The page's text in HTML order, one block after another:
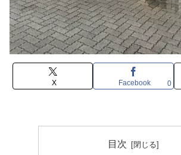
X Facebook 0
目次